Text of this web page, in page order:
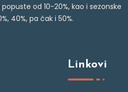
od 10-20%, kao i sezonske
40%, pa čak i 50%.
Linkovi